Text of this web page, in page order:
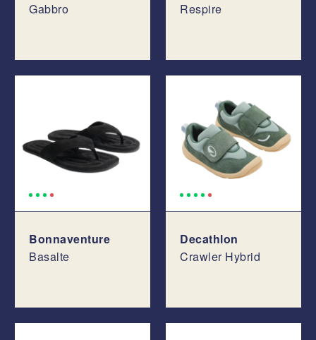
Gabbro
Respire
Bonnaventure
Basalte
Decathlon
Crawler Hybrid